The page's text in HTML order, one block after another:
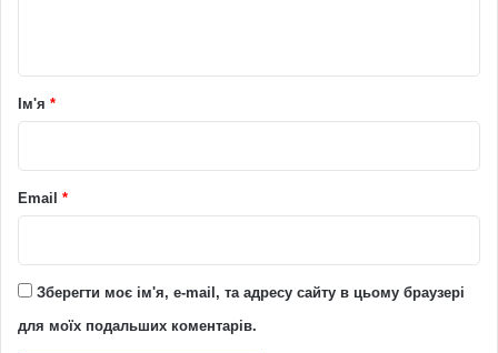
р
*
Ім'я *
Email *
Зберегти моє ім'я, e-mail, та адресу сайту в цьому браузері
для моїх подальших коментарів.